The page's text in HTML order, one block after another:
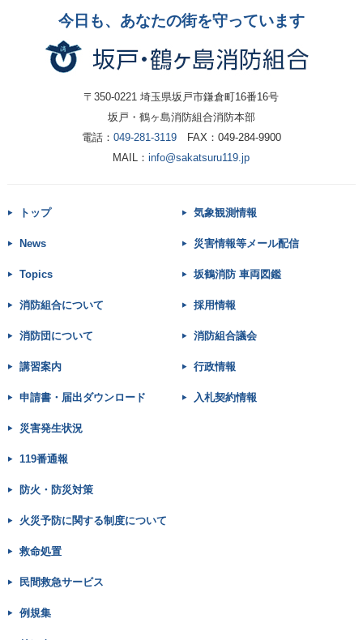
今日も、あなたの街を守っています
〒350-0221 埼玉県坂戸市鎌倉町16番16号
坂戸・鶴ヶ島消防組合消防本部
電話： 049-281-3119FAX：049-284-9900
MAIL：info@sakatsuru119.jp
トップ
News
Topics
消防組合について
消防団について
講習案内
申請書・届出ダウンロード
災害発生状況
気象観測情報
災害情報等メール配信
坂鶴消防 車両図鑑
採用情報
消防組合議会
行政情報
入札契約情報
119番通報
防火・防災対策
火災予防に関する制度について
救命処置
民間救急サービス
例規集